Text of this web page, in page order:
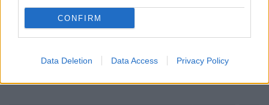
CONFIRM
Data Deletion Data Access Privacy Policy